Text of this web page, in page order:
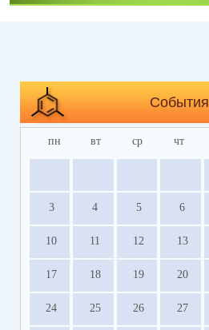
События
пн вт ср чт
3 4 5 6
10 11 12 13
17 18 19 20
24 25 26 27